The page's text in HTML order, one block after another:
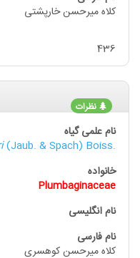
کلاه میرحسن خارپشتی
436
نظرات
(Jaub. & Spach) Boiss.
Plumbaginaceae
کلاه میرحسن کوهسری